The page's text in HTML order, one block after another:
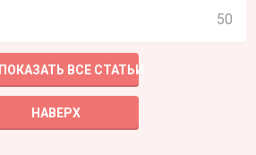
50
ПОКАЗАТЬ ВСЕ СТАТЬИ
НАВЕРХ